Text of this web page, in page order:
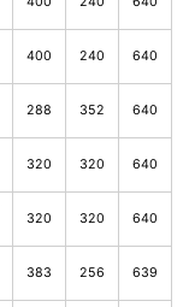
400 240 640
288 352 640
320 320 640
320 320 640
383 256 639